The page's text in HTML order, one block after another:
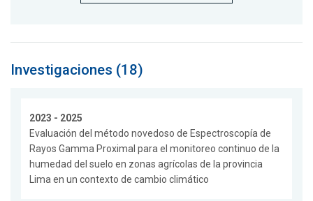
Investigaciones (18)
2023 - 2025
Evaluación del método novedoso de Espectroscopía de
Rayos Gamma Proximal para el monitoreo continuo de la
humedad del suelo en zonas agrícolas de la provincia
Lima en un contexto de cambio climático